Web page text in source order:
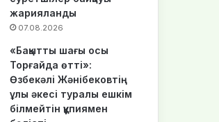
жарияланды
07.08.2026
«Бақытты шағы осы
Торғайда өтті»:
Өзбекәлі Жәнібековтің
ұлы әкесі туралы ешкім
білмейтін құпиямен